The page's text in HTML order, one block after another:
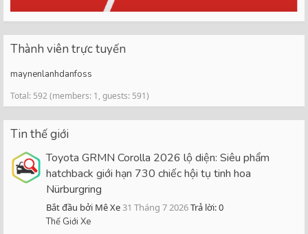
Thành viên trực tuyến
maynenlanhdanfoss
Total: 592 (members: 1, guests: 591)
Tin thế giới
Toyota GRMN Corolla 2026 lộ diện: Siêu phẩm
hatchback giới hạn 730 chiếc hội tụ tinh hoa
Nürburgring
Bắt đầu bởi Mê Xe31 Tháng 7 2026Trả lời: 0
Thế Giới Xe